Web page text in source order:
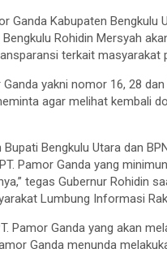
Ganda Kabupaten Bengkulu
Rohidin Mersyah
terkait masyarakat
yakni nomor 16, 28
agar melihat kembali
Bengkulu Utara dan
Pamor Ganda yang
tegas Gubernur Rohidin
Lumbung Informasi
Pamor Ganda yang akan
Ganda menunda